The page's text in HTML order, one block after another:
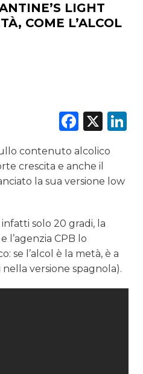
LIGHT
COME L’ALCOL
X
contenuto alcolico
crescita e anche il
la sua versione low
solo 20 gradi, la
l’agenzia CPB lo
se l’alcol è la metà, è a
versione spagnola).